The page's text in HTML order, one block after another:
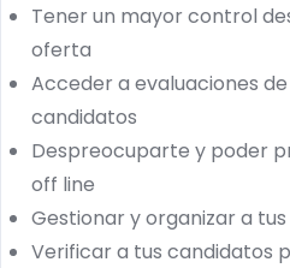
Tener un mayor control
oferta
Acceder a evaluaciones
candidatos
Despreocuparte y poder
off line
Gestionar y organizar a
Verificar a tus candidatos